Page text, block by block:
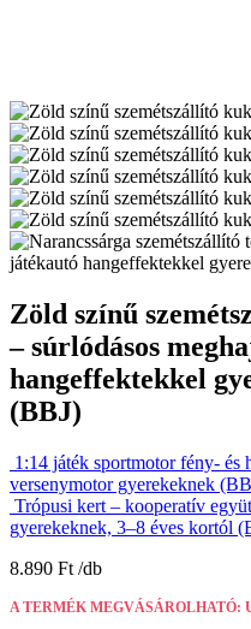
Zöld színű
– súrlódásos
hangeffektekkel
(BBJ)
1:14 játék sportmotor fény- és
versenymotor gyerekeknek
Trópusi kert – kooperatív
gyerekeknek, 3–8 éves kortól
8.890 Ft
A TERMÉK